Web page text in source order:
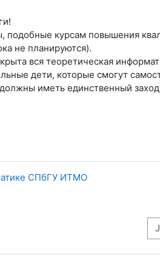
подобные курсам повышения
не планируются).
вся теоретическая
дети, которые смогут
иметь единственный
СПбГУ ИТМО
Jump